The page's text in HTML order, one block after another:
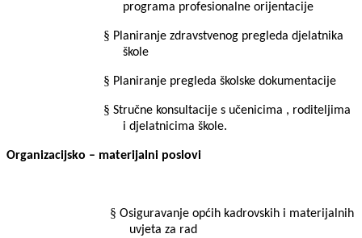
programa profesionalne orijentacije
§ Planiranje zdravstvenog pregleda djelatnika
škole
§ Planiranje pregleda školske dokumentacije
§ Stručne konsultacije s učenicima , roditeljima
i djelatnicima škole.
Organizacijsko – materijalni poslovi
§ Osiguravanje općih kadrovskih i materijalnih
uvjeta za rad